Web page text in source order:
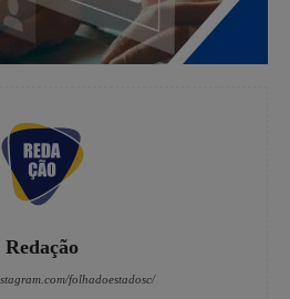
Redação
folhadoestadosc/